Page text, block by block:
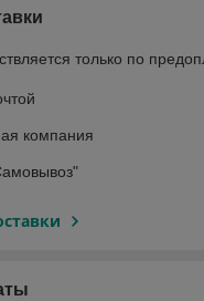
только по
компания